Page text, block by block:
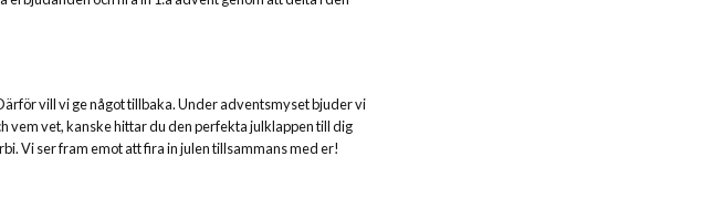
vill vi ge något tillbaka. Under adventsmyset bjuder vi
vem vet, kanske hittar du den perfekta julklappen till dig
Vi ser fram emot att fira in julen tillsammans med er!